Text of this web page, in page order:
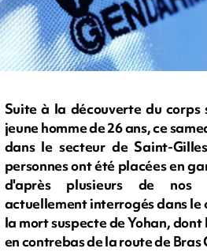
Suite à la découverte du corps
jeune homme de 26 ans, ce
dans le secteur de Saint-
personnes ont été placées en
d'après plusieurs de nos
actuellement interrogés dans le
la mort suspecte de Yohan,
en contrebas de la route de Bras